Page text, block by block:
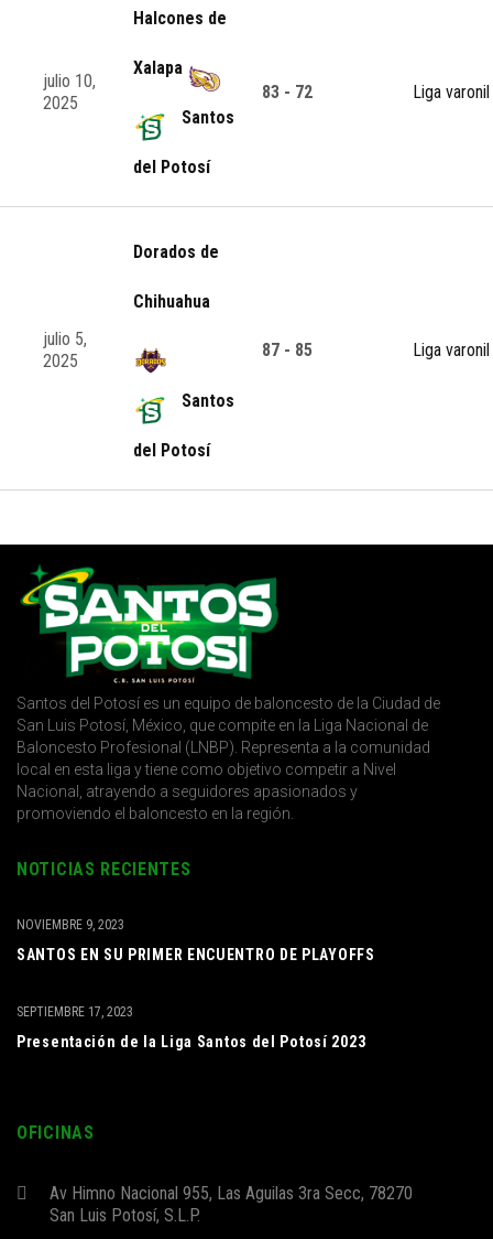
julio 10,
2025
Halcones de
Xalapa
Santos
del Potosí
83 - 72 Liga varonil
julio 5,
2025
Dorados de
Chihuahua
Santos
del Potosí
87 - 85 Liga varonil
Santos del Potosí es un equipo de baloncesto de la Ciudad de
San Luis Potosí, México, que compite en la Liga Nacional de
Baloncesto Profesional (LNBP). Representa a la comunidad
local en esta liga y tiene como objetivo competir a Nivel
Nacional, atrayendo a seguidores apasionados y
promoviendo el baloncesto en la región.
NOTICIAS RECIENTES
SANTOS EN SU PRIMER ENCUENTRO DE PLAYOFFS
NOVIEMBRE 9, 2023
Presentación de la Liga Santos del Potosí 2023
SEPTIEMBRE 17, 2023
OFICINAS
Av Himno Nacional 955, Las Aguilas 3ra Secc, 78270
San Luis Potosí, S.L.P.